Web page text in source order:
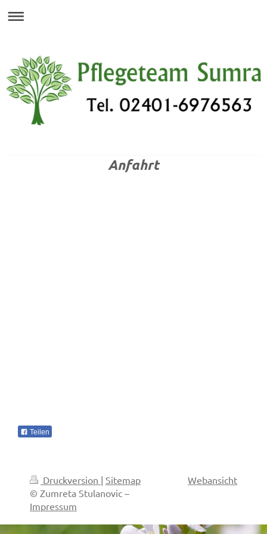
Anfahrt
Teilen
Druckversion | Sitemap
© Zumreta Stulanovic –
Impressum
Webansicht